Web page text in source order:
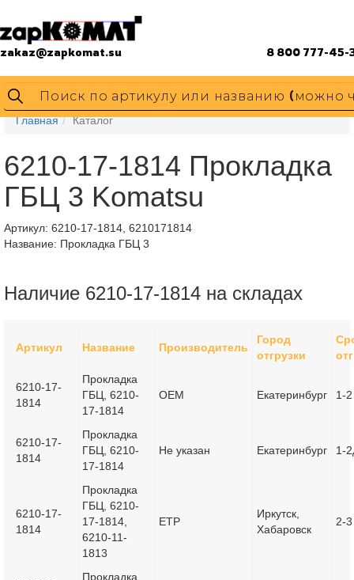
zakaz@zapkomat.su 8 800 777-45-
Главная Каталог
6210-17-1814 Прокладка
ГБЦ 3 Komatsu
Артикул: 6210-17-1814, 6210171814
Название: Прокладка ГБЦ 3
Наличие 6210-17-1814 на складах
Артикул Название Производитель
Город
отгрузки
6210-17-
1814
Прокладка
ГБЦ, 6210-
17-1814
OEM Екатеринбург 1-
6210-17-
1814
Прокладка
ГБЦ, 6210-
17-1814
Не указан Екатеринбург 1-
6210-17-
1814
Прокладка
ГБЦ, 6210-
17-1814,
6210-11-
1813
ETP
Иркутск,
Хабаровск
2-
Прокладка